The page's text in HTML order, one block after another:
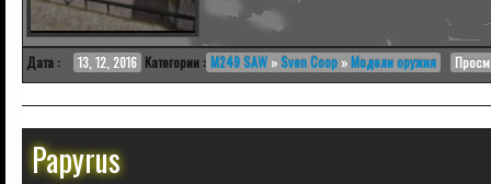
Дата : 13, 12, 2016 Категории : M249 SAW »Sven Coop »Модели оружия
Papyrus